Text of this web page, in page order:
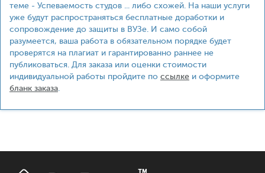
теме - Успеваемость студов ... либо схожей. На наши услуги
уже будут распространяться бесплатные доработки и
сопровождение до защиты в ВУЗе. И само собой
разумеется, ваша работа в обязательном порядке будет
проверятся на плагиат и гарантированно раннее не
публиковаться. Для заказа или оценки стоимости
индивидуальной работы пройдите по ссылке и оформите
бланк заказа